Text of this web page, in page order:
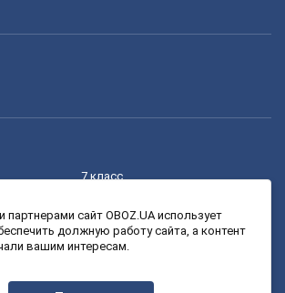
7 класс
9 класс
сайт OBOZ.UA использует
должную работу сайта, а контент
вашим интересам.